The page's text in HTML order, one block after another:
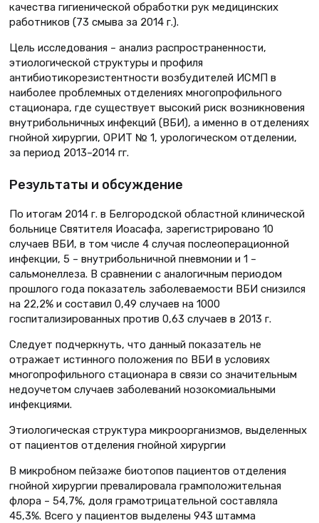
качества гигиенической обработки рук медицинских
работников (73 смыва за 2014 г.).
Цель исследования – анализ распространенности,
этиологической структуры и профиля
антибиотикорезистентности возбудителей ИСМП в
наиболее проблемных отделениях многопрофильного
стационара, где существует высокий риск возникновения
внутрибольничных инфекций (ВБИ), а именно в отделениях
гнойной хирургии, ОРИТ № 1, урологическом отделении,
за период 2013–2014 гг.
Результаты и обсуждение
По итогам 2014 г. в Белгородской областной клинической
больнице Святителя Иоасафа, зарегистрировано 10
случаев ВБИ, в том числе 4 случая послеоперационной
инфекции, 5 – внутрибольничной пневмонии и 1 –
сальмонеллеза. В сравнении с аналогичным периодом
прошлого года показатель заболеваемости ВБИ снизился
на 22,2% и составил 0,49 случаев на 1000
госпитализированных против 0,63 случаев в 2013 г.
Следует подчеркнуть, что данный показатель не
отражает истинного положения по ВБИ в условиях
многопрофильного стационара в связи со значительным
недоучетом случаев заболеваний нозокомиальными
инфекциями.
Этиологическая структура микроорганизмов, выделенных
от пациентов отделения гнойной хирургии
В микробном пейзаже биотопов пациентов отделения
гнойной хирургии превалировала грамположительная
флора – 54,7%, доля грамотрицательной составляла
45,3%. Всего у пациентов выделены 943 штамма